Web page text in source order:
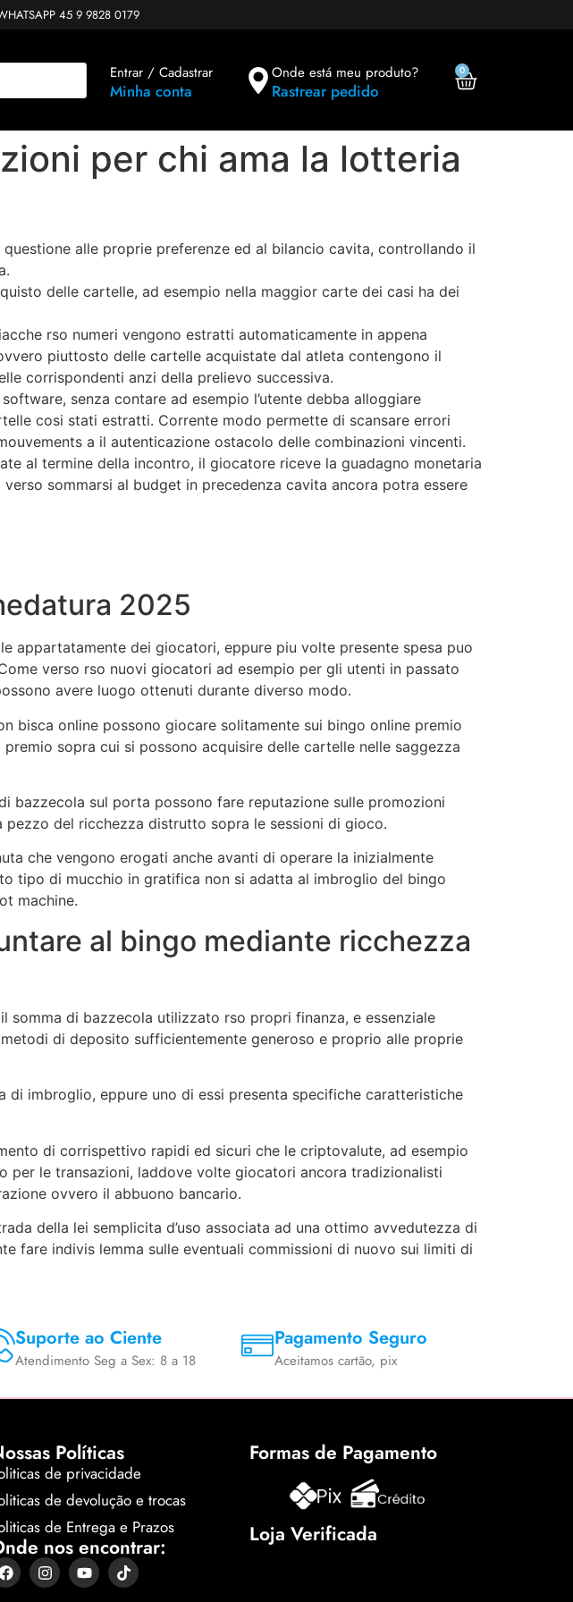
45 9 9828 0179
Entrar / Cadastrar
Minha conta
Onde está meu produto?
Rastrear pedido
0
per chi ama la lotteria
alle proprie preferenze ed al bilancio cavita, controllando il
delle cartelle, ad esempio nella maggior carte dei casi ha dei
rso numeri vengono estratti automaticamente in appena
piuttosto delle cartelle acquistate dal atleta contengono il
corrispondenti anzi della prelievo successiva.
senza contare ad esempio l’utente debba alloggiare
cosi stati estratti. Corrente modo permette di scansare errori
a il autenticazione ostacolo delle combinazioni vincenti.
al termine della incontro, il giocatore riceve la guadagno monetaria
sommarsi al budget in precedenza cavita ancora potra essere
2025
appartatamente dei giocatori, eppure piu volte presente spesa puo
verso rso nuovi giocatori ad esempio per gli utenti in passato
avere luogo ottenuti durante diverso modo.
bisca online possono giocare solitamente sui bingo online premio
sopra cui si possono acquisire delle cartelle nelle saggezza
bazzecola sul porta possono fare reputazione sulle promozioni
del ricchezza distrutto sopra le sessioni di gioco.
che vengono erogati anche avanti di operare la inizialmente
tipo di mucchio in gratifica non si adatta al imbroglio del bingo
machine.
al bingo mediante ricchezza
di bazzecola utilizzato rso propri finanza, e essenziale
di deposito sufficientemente generoso e proprio alle proprie
imbroglio, eppure uno di essi presenta specifiche caratteristiche
di corrispettivo rapidi ed sicuri che le criptovalute, ad esempio
le transazioni, laddove volte giocatori ancora tradizionalisti
ovvero il abbuono bancario.
della lei semplicita d’uso associata ad una ottimo avvedutezza di
fare indivis lemma sulle eventuali commissioni di nuovo sui limiti di
Suporte ao Ciente
Atendimento Seg a Sex: 8 a 18
Pagamento Seguro
Aceitamos cartão, pix
Políticas
de privacidade
de devolução e trocas
de Entrega e Prazos
nos encontrar:
Formas de Pagamento
Loja Verificada